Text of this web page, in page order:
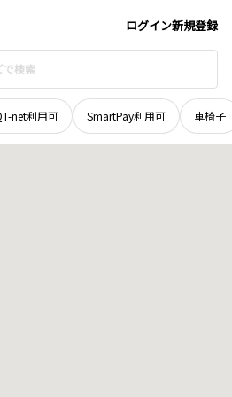
ログイン新規登録
net利用可 SmartPay利用可 車椅子